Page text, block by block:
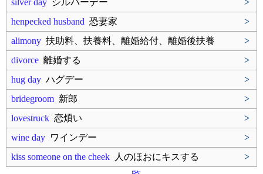
silver day シルバーデー
>
henpecked husband 恐妻家
>
alimony 扶助料、扶養料、離婚給付、離婚後扶養
>
divorce 離婚する
>
hug day ハグデー
>
bridegroom 新郎
>
lovestruck 恋煩い
>
wine day ワインデー
>
kiss someone on the cheek 人のほおにキスする
>